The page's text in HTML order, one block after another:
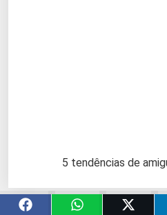
5 tendências de